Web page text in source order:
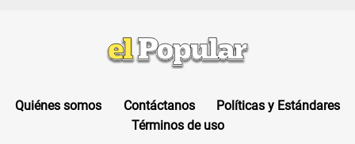
Quiénes somos Contáctanos
Políticas y Estándares
Términos de uso